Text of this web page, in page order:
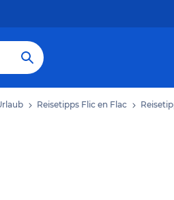
Reisetipps Flic en Flac